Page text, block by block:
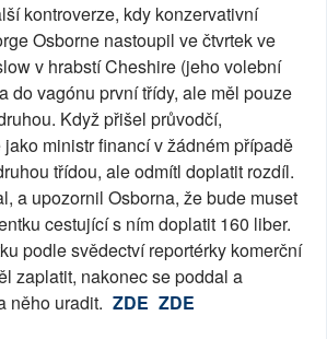
kontroverze, kdy konzervativní
Osborne nastoupil ve čtvrtek ve
v hrabstí Cheshire (jeho volební
do vagónu první třídy, ale měl pouze
Když přišel průvodčí,
ministr financí v žádném případě
třídou, ale odmítl doplatit rozdíl.
a upozornil Osborna, že bude muset
cestující s ním doplatit 160 liber.
podle svědectví reportérky komerční
zaplatit, nakonec se poddal a
něho uradit. ZDE ZDE